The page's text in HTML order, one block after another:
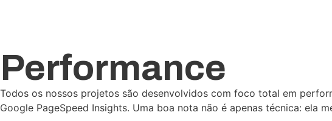
Performance
Todos os nossos projetos são desenvolvidos com foco total em
Google PageSpeed Insights. Uma boa nota não é apenas técnica: ela